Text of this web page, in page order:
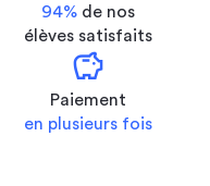
94% de nos
élèves satisfaits
savings
Paiement
en plusieurs fois